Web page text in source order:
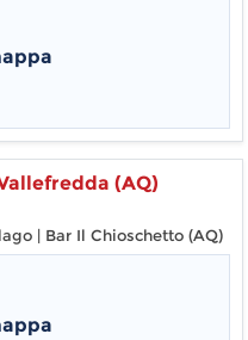
(AQ)
| Bar Il Chioschetto (AQ)